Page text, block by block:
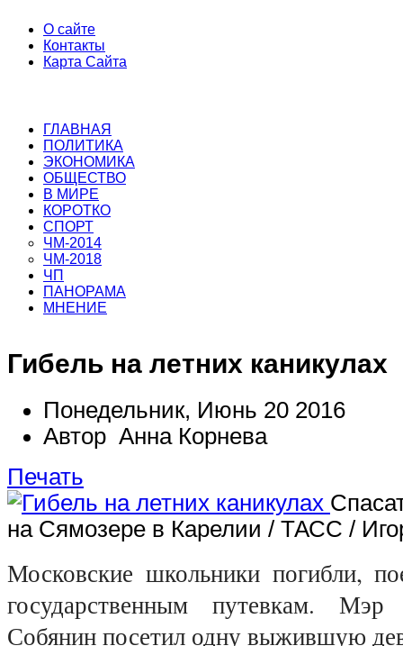
О сайте
Контакты
Карта Сайта
ГЛАВНАЯ
ПОЛИТИКА
ЭКОНОМИКА
ОБЩЕСТВО
В МИРЕ
КОРОТКО
СПОРТ
ЧМ-2014
ЧМ-2018
ЧП
ПАНОРАМА
МНЕНИЕ
Гибель на летних каникулах
Понедельник, Июнь 20 2016
Автор Анна Корнева
Печать
на Сямозере в Карелии / ТАСС /
Московские школьники погибли,
государственным путевкам.
Собянин посетил одну выжившую